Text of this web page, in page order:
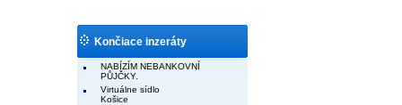
Končiace inzeráty
NABÍZÍM NEBANKOVNÍ
PŮJČKY.
Virtuálne sídlo
Košice